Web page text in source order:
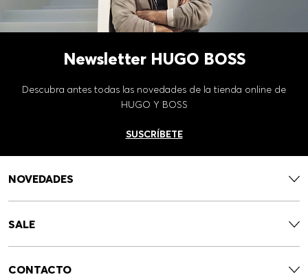
Newsletter HUGO BOSS
Descubra antes todas las novedades de la tienda online de
HUGO Y BOSS
SUSCRÍBETE
NOVEDADES
SALE
CONTACTO